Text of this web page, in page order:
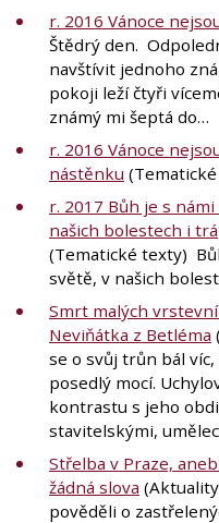
r. 2016 Vánoce
Štědrý den.
navštívit jednoho
pokoji leží čtyři
známý mi šeptá do…
r. 2016 Vánoce
nástěnku
r. 2017 Bůh je s
našich bolestech i
(Tematické texty)
světě, v našich
Smrt malých
Neviňátka z Betléma
se o svůj trůn bál
posedlý mocí.
kontrastu s jeho
stavitelskými,
Střelba v Praze,
žádná slova
pověděli o